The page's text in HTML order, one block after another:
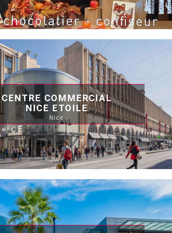
CENTRE COMMERCIAL
NICE ETOILE
Nice